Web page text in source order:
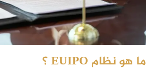
ما هو نظام EUIPO؟